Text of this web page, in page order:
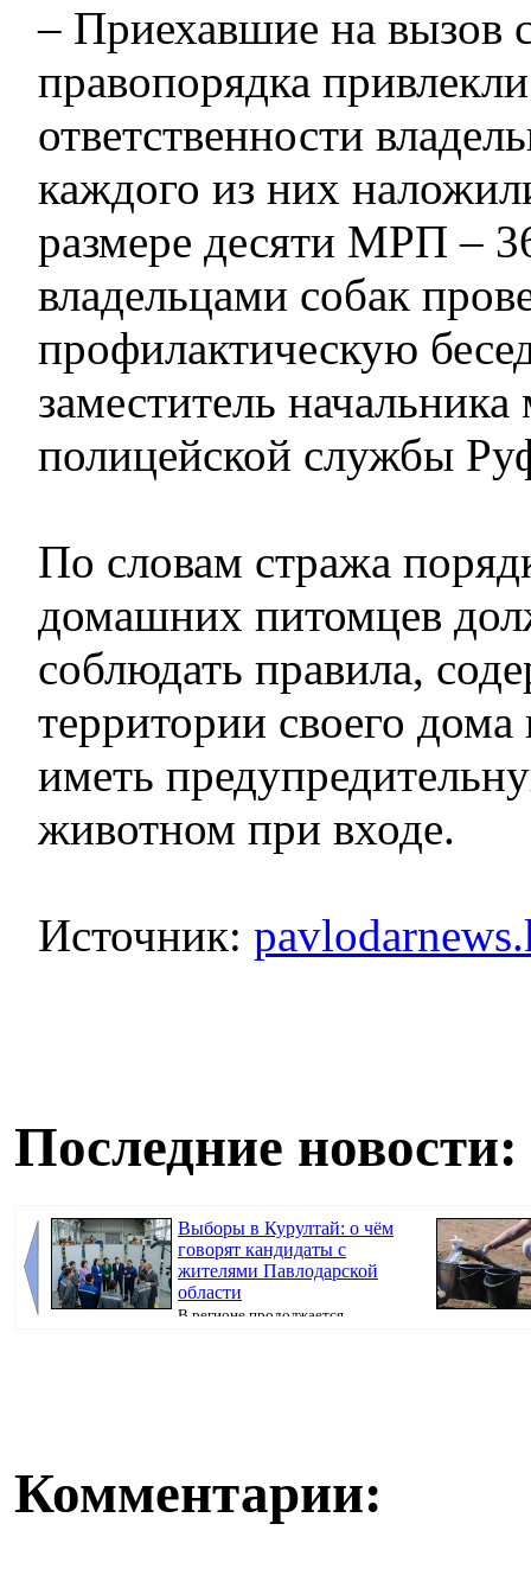
– Приехавшие на вызов
правопорядка
ответственности
каждого из них
размере десяти МРП –
владельцами собак
профилактическую
заместитель
полицейской службы
По словам стража
домашних питомцев
соблюдать правила,
территории своего
иметь
животном при входе.
Источник:
Последние новости:
Выборы в Курултай: о чём
говорят кандидаты с
жителями Павлодарской
области
В регионе продолжается
Комментарии: